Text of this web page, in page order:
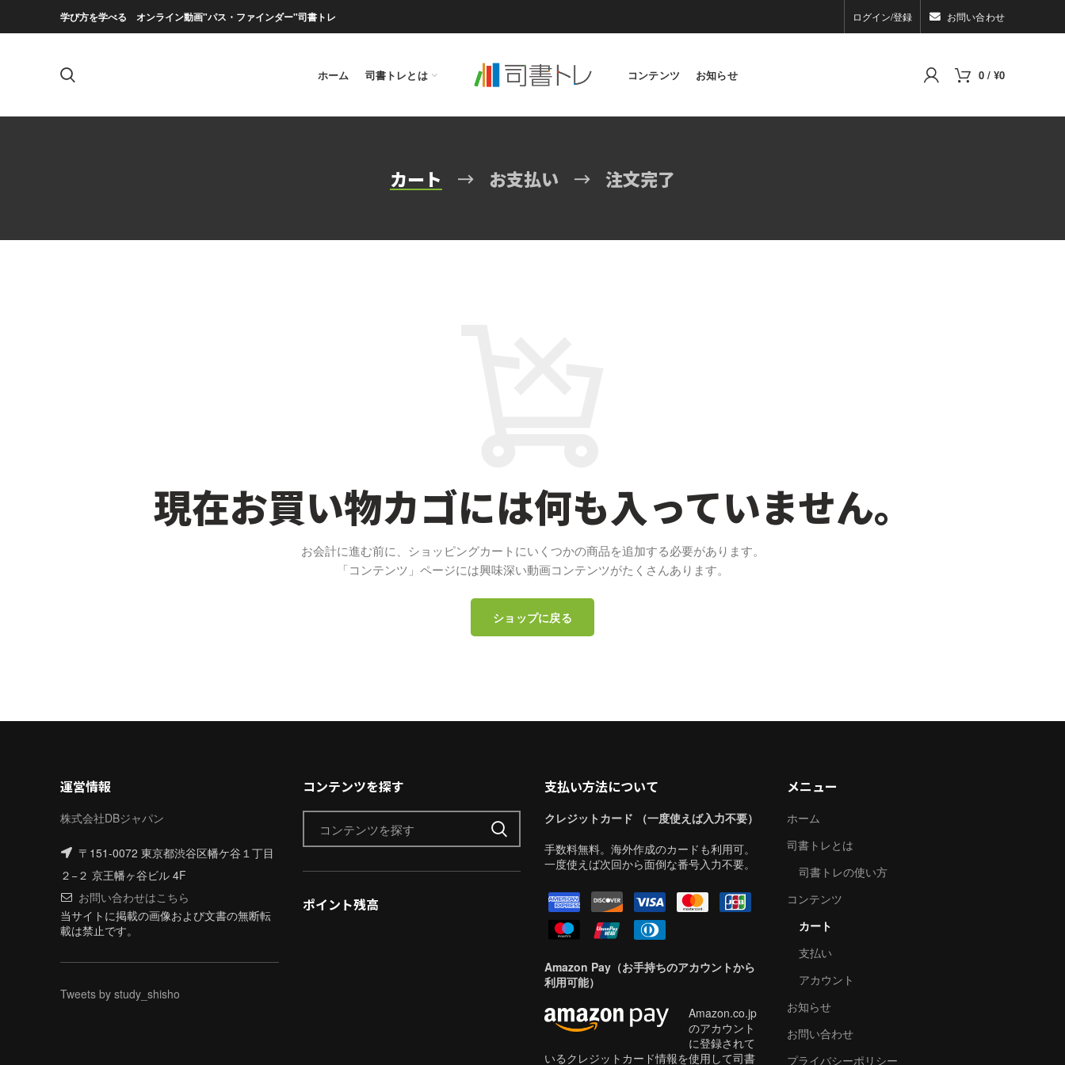
学び方を学べる オンライン動画"パス・ファインダー"司書トレ ログイン/登録 お問い合わせ
ホーム 司書トレとは コンテンツ お知らせ 0 / ¥0
カート お支払い 注文完了
現在お買い物カゴには何も入っていません。
お会計に進む前に、ショッピングカートにいくつかの商品を追加する必要があります。
「コンテンツ」ページには興味深い動画コンテンツがたくさんあります。
ショップに戻る
運営情報
株式会社DBジャパン
〒151-0072 東京都渋谷区幡ケ谷１丁目
２−２ 京王幡ヶ谷ビル 4F
お問い合わせはこちら
当サイトに掲載の画像および文書の無断転
載は禁止です。
Tweets by study_shisho
コンテンツを探す
ポイント残高
支払い方法について
クレジットカード （一度使えば入力不要）
手数料無料。海外作成のカードも利用可。
一度使えば次回から面倒な番号入力不要。
Amazon Pay（お手持ちのアカウントから
利用可能）
Amazon.co.jp
のアカウント
に登録されて
いるクレジットカード情報を使用して司書
メニュー
ホーム
司書トレとは
司書トレの使い方
コンテンツ
カート
支払い
アカウント
お知らせ
お問い合わせ
プライバシーポリシー